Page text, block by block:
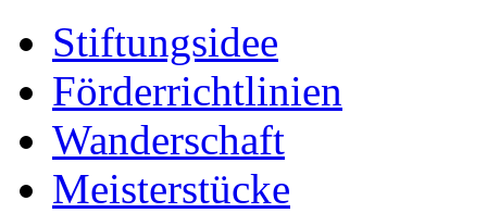
Stiftungsidee
Förderrichtlinien
Wanderschaft
Meisterstücke